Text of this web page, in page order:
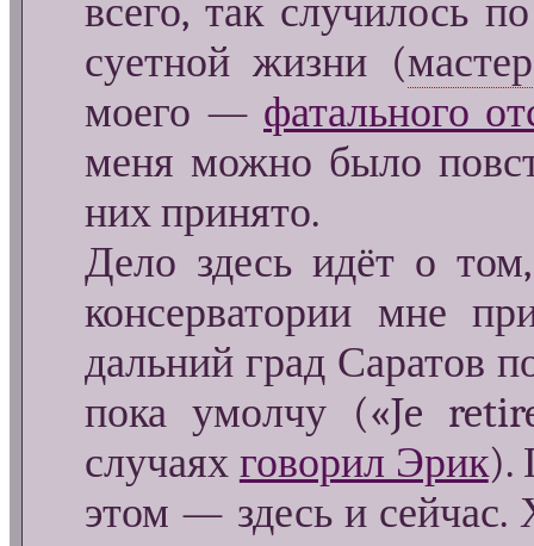
всего, так случилось
суетной жизни (
моего — фатального
меня можно было
них принято.
Дело здесь идёт о
консерватории мне
дальний град Саратов
пока умолчу («Je
случаях говорил Эрик).
этом — здесь и сейчас.